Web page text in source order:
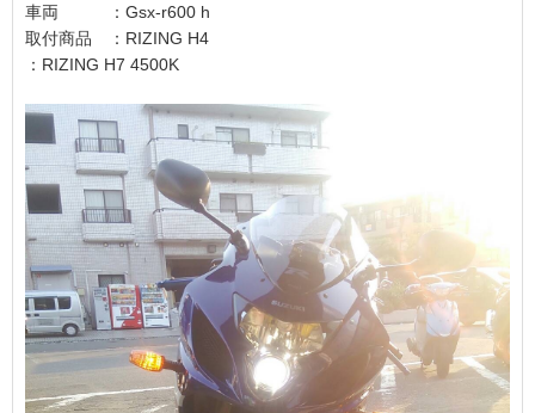
車両 ：Gsx-r600 h
取付商品 ：RIZING H4
：RIZING H7 4500K